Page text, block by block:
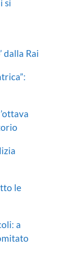
si
dalla Rai
le
a